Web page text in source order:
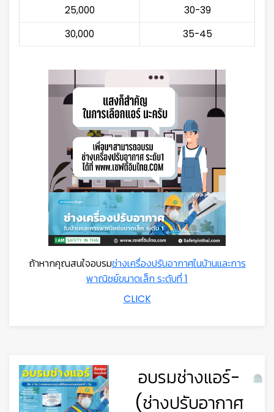
25,000
30-39
30,000
35-45
ถ้าหากคุณสนใจอบรมช่างเครื่องปรับอากาศในบ้านและการ
พาณิชย์ขนาดเล็ก ระดับที่ 1
CLICK
อบรมช่างแอร์-
(ช่างปรับอากาศ